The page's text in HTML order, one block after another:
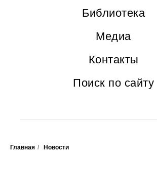
Библиотека
Медиа
Контакты
Поиск по сайту
Главная / Новости